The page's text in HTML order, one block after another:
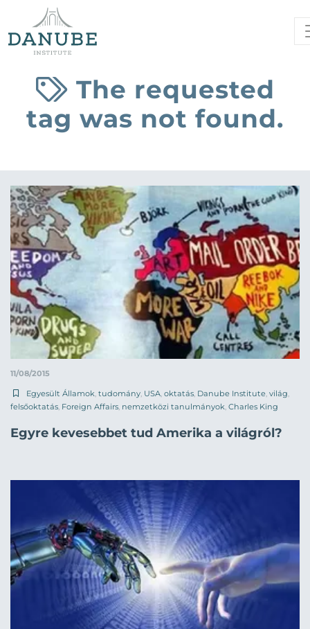
The requested
tag was not found.
11/08/2015
Egyesült Államok tudomány USA oktatás Danube Institute világ
felsőoktatás Foreign Affairs nemzetközi tanulmányok Charles King
Egyre kevesebbet tud Amerika a világról?